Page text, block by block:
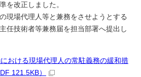
を改正しました。
現場代理人等と兼務をさせようとする
任技術者等兼務届を担当部署へ提出し
おける現場代理人の常駐義務の緩和措
121.5KB）